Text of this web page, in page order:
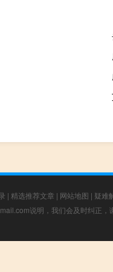
| 精选推荐文章 | 网站地图 | 疑难
说明，我们会及时纠正，